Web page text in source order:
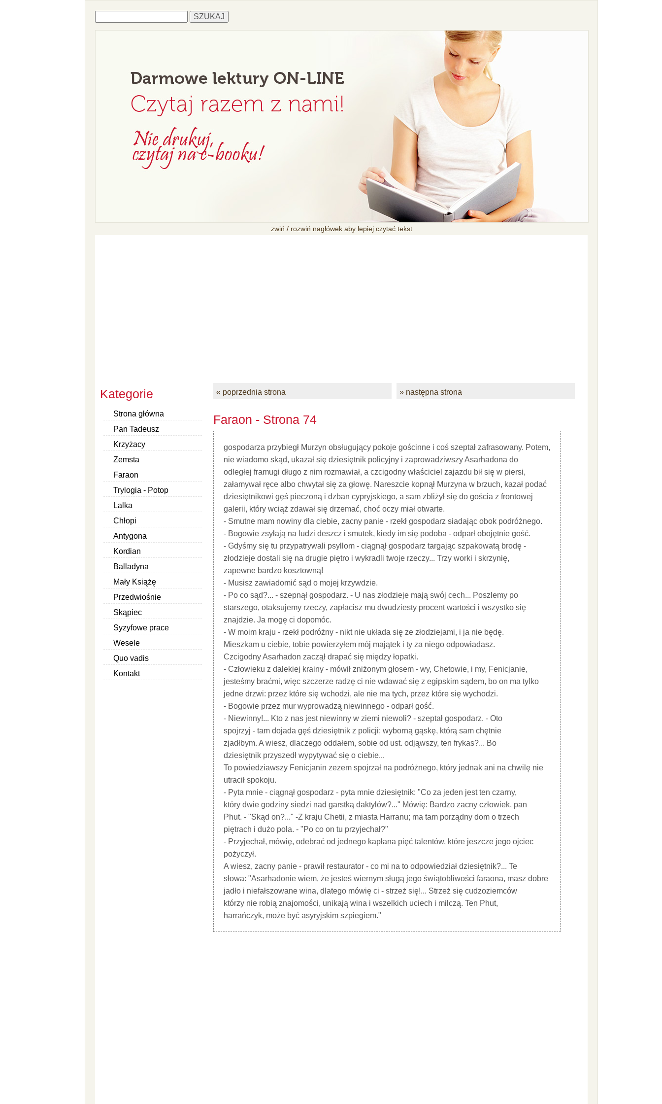
zwiń / rozwiń nagłówek aby lepiej czytać tekst
Kategorie
Strona główna
Pan Tadeusz
Krzyżacy
Zemsta
Faraon
Trylogia - Potop
Lalka
Chłopi
Antygona
Kordian
Balladyna
Mały Książę
Przedwiośnie
Skąpiec
Syzyfowe prace
Wesele
Quo vadis
Kontakt
« poprzednia strona » następna strona
Faraon - Strona 74
gospodarza przybiegł Murzyn obsługujący pokoje gościnne i coś szeptał zafrasowany. Potem,
nie wiadomo skąd, ukazał się dziesiętnik policyjny i zaprowadziwszy Asarhadona do
odległej framugi długo z nim rozmawiał, a czcigodny właściciel zajazdu bił się w piersi,
załamywał ręce albo chwytał się za głowę. Nareszcie kopnął Murzyna w brzuch, kazał podać
dziesiętnikowi gęś pieczoną i dzban cypryjskiego, a sam zbliżył się do gościa z frontowej
galerii, który wciąż zdawał się drzemać, choć oczy miał otwarte.
- Smutne mam nowiny dla ciebie, zacny panie - rzekł gospodarz siadając obok podróżnego.
- Bogowie zsyłają na ludzi deszcz i smutek, kiedy im się podoba - odparł obojętnie gość.
- Gdyśmy się tu przypatrywali psyllom - ciągnął gospodarz targając szpakowatą brodę -
złodzieje dostali się na drugie piętro i wykradli twoje rzeczy... Trzy worki i skrzynię,
zapewne bardzo kosztowną!
- Musisz zawiadomić sąd o mojej krzywdzie.
- Po co sąd?... - szepnął gospodarz. - U nas złodzieje mają swój cech... Poszlemy po
starszego, otaksujemy rzeczy, zapłacisz mu dwudziesty procent wartości i wszystko się
znajdzie. Ja mogę ci dopomóc.
- W moim kraju - rzekł podróżny - nikt nie układa się ze złodziejami, i ja nie będę.
Mieszkam u ciebie, tobie powierzyłem mój majątek i ty za niego odpowiadasz.
Czcigodny Asarhadon zaczął drapać się między łopatki.
- Człowieku z dalekiej krainy - mówił zniżonym głosem - wy, Chetowie, i my, Fenicjanie,
jesteśmy braćmi, więc szczerze radzę ci nie wdawać się z egipskim sądem, bo on ma tylko
jedne drzwi: przez które się wchodzi, ale nie ma tych, przez które się wychodzi.
- Bogowie przez mur wyprowadzą niewinnego - odparł gość.
- Niewinny!... Kto z nas jest niewinny w ziemi niewoli? - szeptał gospodarz. - Oto
spojrzyj - tam dojada gęś dziesiętnik z policji; wyborną gąskę, którą sam chętnie
zjadłbym. A wiesz, dlaczego oddałem, sobie od ust. odjąwszy, ten frykas?... Bo
dziesiętnik przyszedł wypytywać się o ciebie...
To powiedziawszy Fenicjanin zezem spojrzał na podróżnego, który jednak ani na chwilę nie
utracił spokoju.
- Pyta mnie - ciągnął gospodarz - pyta mnie dziesiętnik: "Co za jeden jest ten czarny,
który dwie godziny siedzi nad garstką daktylów?..." Mówię: Bardzo zacny człowiek, pan
Phut. - "Skąd on?..." -Z kraju Chetii, z miasta Harranu; ma tam porządny dom o trzech
piętrach i dużo pola. - "Po co on tu przyjechał?"
- Przyjechał, mówię, odebrać od jednego kapłana pięć talentów, które jeszcze jego ojciec
pożyczył.
A wiesz, zacny panie - prawił restaurator - co mi na to odpowiedział dziesiętnik?... Te
słowa: "Asarhadonie wiem, że jesteś wiernym sługą jego świątobliwości faraona, masz dobre
jadło i niefałszowane wina, dlatego mówię ci - strzeż się!... Strzeż się cudzoziemców
którzy nie robią znajomości, unikają wina i wszelkich uciech i milczą. Ten Phut,
harrańczyk, może być asyryjskim szpiegiem."